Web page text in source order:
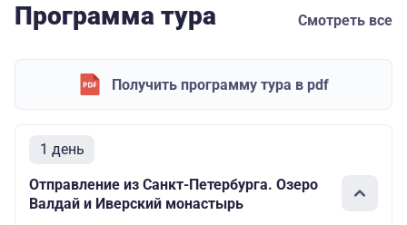
Программа тура Смотреть все
Получить программу тура в pdf
1 день
Отправление из Санкт-Петербурга. Озеро
Валдай и Иверский монастырь